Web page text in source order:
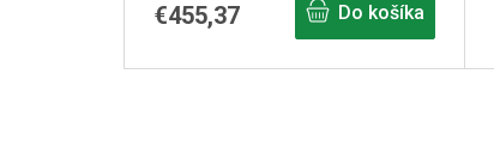
€455,37 Do košíka